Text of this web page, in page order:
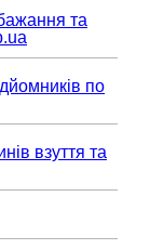
та
по
взуття та